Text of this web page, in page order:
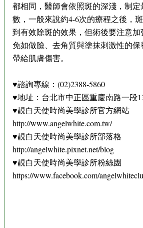
都相同，醫師會依照斑的深淺，制
數，一般來說約4-6次的療程之後，
到有效除斑的效果，但術後要注意
免如做臉、去角質與塗抹刺激性的
帶給肌膚傷害。
♥諮詢專線：(02)2388-5860
♥地址：台北市中正區重慶南路一段
♥靚白天使時尚美學診所官方網站
http://www.angelwhite.com.tw/
♥靚白天使時尚美學診所部落格
http://angelwhite.pixnet.net/blog
♥靚白天使時尚美學診所粉絲團
https://www.facebook.com/